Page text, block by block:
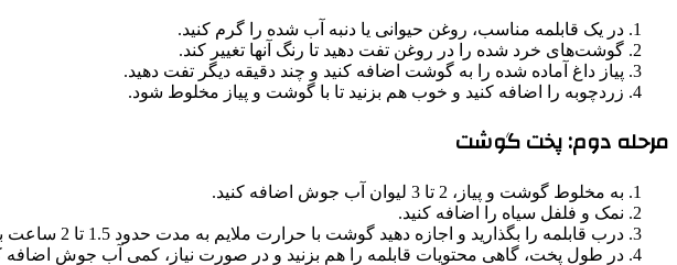
در یک قابلمه مناسب، روغن حیوانی یا دنبه آب شده را گرم کنید.
گوشت‌های خرد شده را در روغن تفت دهید تا رنگ آنها تغییر کند.
پیاز داغ آماده شده را به گوشت اضافه کنید و چند دقیقه دیگر تفت دهید.
زردچوبه را اضافه کنید و خوب هم بزنید تا با گوشت و پیاز مخلوط شود.
مرحله دوم: پخت گوشت
به مخلوط گوشت و پیاز، 2 تا 3 لیوان آب جوش اضافه کنید.
نمک و فلفل سیاه را اضافه کنید.
درب قابلمه را بگذارید و اجازه دهید گوشت با حرارت ملایم به مدت حدود 1.5 تا 2 ساعت بپزد تا کاملاً نرم شود.
در طول پخت، گاهی محتویات قابلمه را هم بزنید و در صورت نیاز، کمی آب جوش اضافه